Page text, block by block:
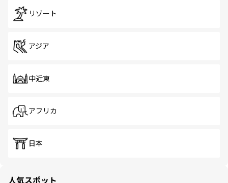
リゾート
アジア
中近東
アフリカ
日本
人気スポット